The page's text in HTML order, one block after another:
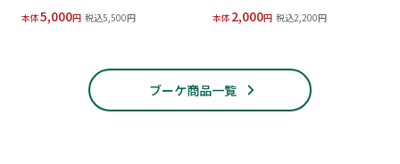
本体5,000円 税込5,500円 本体 2,000円 税込2,200円
ブーケ商品一覧